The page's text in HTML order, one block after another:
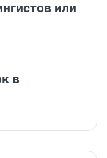
или
в